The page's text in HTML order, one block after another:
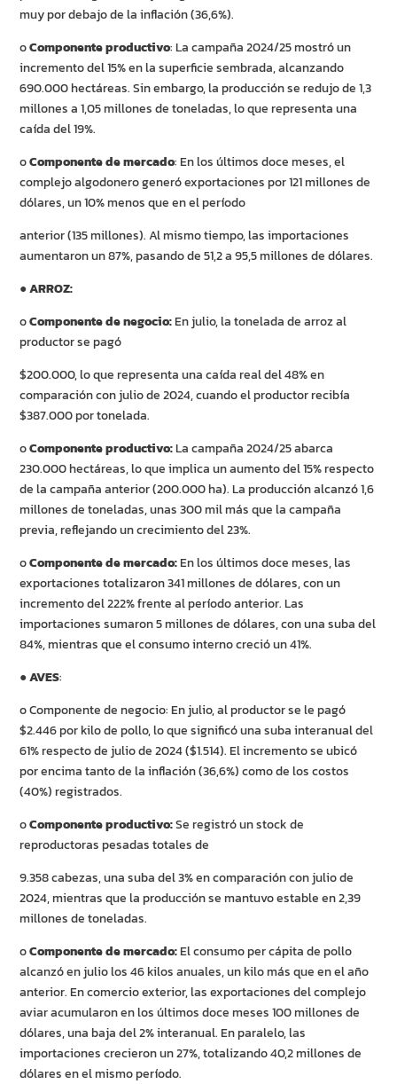
muy por debajo de la inflación (36,6%).
oComponente productivo: La campaña 2024/25 mostró un
incremento del 15% en la superficie sembrada, alcanzando
690.000 hectáreas. Sin embargo, la producción se redujo de 1,3
millones a 1,05 millones de toneladas, lo que representa una
caída del 19%.
oComponente de mercado: En los últimos doce meses, el
complejo algodonero generó exportaciones por 121 millones de
dólares, un 10% menos que en el período
anterior (135 millones). Al mismo tiempo, las importaciones
aumentaron un 87%, pasando de 51,2 a 95,5 millones de dólares.
●ARROZ:
oComponente de negocio:En julio, la tonelada de arroz al
productor se pagó
$200.000, lo que representa una caída real del 48% en
comparación con julio de 2024, cuando el productor recibía
$387.000 por tonelada.
oComponente productivo:La campaña 2024/25 abarca
230.000 hectáreas, lo que implica un aumento del 15% respecto
de la campaña anterior (200.000 ha). La producción alcanzó 1,6
millones de toneladas, unas 300 mil más que la campaña
previa, reflejando un crecimiento del 23%.
oComponente de mercado:En los últimos doce meses, las
exportaciones totalizaron 341 millones de dólares, con un
incremento del 222% frente al período anterior. Las
importaciones sumaron 5 millones de dólares, con una suba del
84%, mientras que el consumo interno creció un 41%.
●AVES:
o Componente de negocio: En julio, al productor se le pagó
$2.446 por kilo de pollo, lo que significó una suba interanual del
61% respecto de julio de 2024 ($1.514). El incremento se ubicó
por encima tanto de la inflación (36,6%) como de los costos
(40%) registrados.
oComponente productivo:Se registró un stock de
reproductoras pesadas totales de
9.358 cabezas, una suba del 3% en comparación con julio de
2024, mientras que la producción se mantuvo estable en 2,39
millones de toneladas.
oComponente de mercado:El consumo per cápita de pollo
alcanzó en julio los 46 kilos anuales, un kilo más que en el año
anterior. En comercio exterior, las exportaciones del complejo
aviar acumularon en los últimos doce meses 100 millones de
dólares, una baja del 2% interanual. En paralelo, las
importaciones crecieron un 27%, totalizando 40,2 millones de
dólares en el mismo período.